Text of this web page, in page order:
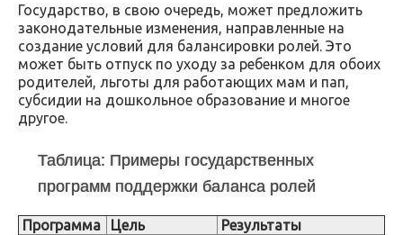
Государство, в свою очередь, может предложить
законодательные изменения, направленные на
создание условий для балансировки ролей. Это
может быть отпуск по уходу за ребенком для обоих
родителей, льготы для работающих мам и пап,
субсидии на дошкольное образование и многое
другое.
Таблица: Примеры государственных
программ поддержки баланса ролей
Программа Цель
Результаты